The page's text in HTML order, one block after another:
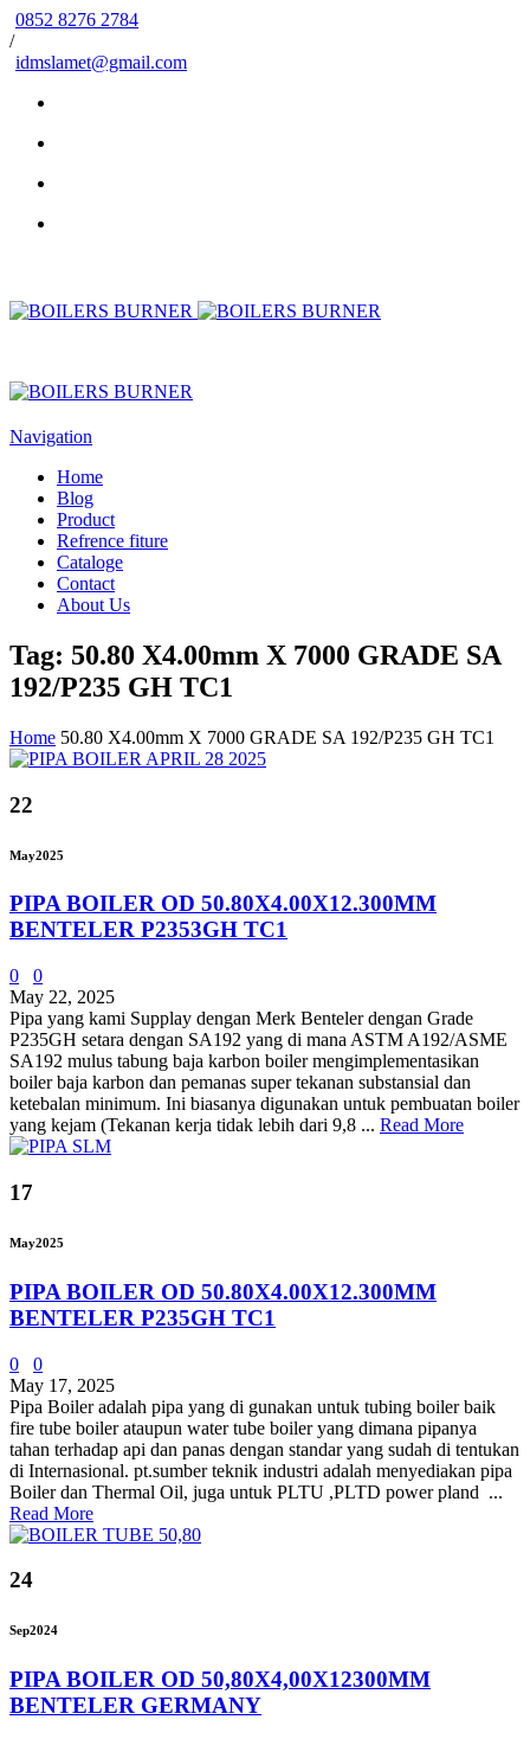
0852 8276 2784
/
idmslamet@gmail.com
Navigation
Home
Blog
Product
Refrence fiture
Cataloge
Contact
About Us
Tag: 50.80 X4.00mm X 7000 GRADE SA
192/P235 GH TC1
Home 50.80 X4.00mm X 7000 GRADE SA 192/P235 GH TC1
22
May2025
PIPA BOILER OD 50.80X4.00X12.300MM
BENTELER P2353GH TC1
0
0
May 22, 2025
Pipa yang kami Supplay dengan Merk Benteler dengan Grade
P235GH setara dengan SA192 yang di mana ASTM A192/ASME
SA192 mulus tabung baja karbon boiler mengimplementasikan
boiler baja karbon dan pemanas super tekanan substansial dan
ketebalan minimum. Ini biasanya digunakan untuk pembuatan boiler
yang kejam (Tekanan kerja tidak lebih dari 9,8 ... Read More
17
May2025
PIPA BOILER OD 50.80X4.00X12.300MM
BENTELER P235GH TC1
0
0
May 17, 2025
Pipa Boiler adalah pipa yang di gunakan untuk tubing boiler baik
fire tube boiler ataupun water tube boiler yang dimana pipanya
tahan terhadap api dan panas dengan standar yang sudah di tentukan
di Internasional. pt.sumber teknik industri adalah menyediakan pipa
Boiler dan Thermal Oil, juga untuk PLTU ,PLTD power pland ...
Read More
24
Sep2024
PIPA BOILER OD 50,80X4,00X12300MM
BENTELER GERMANY